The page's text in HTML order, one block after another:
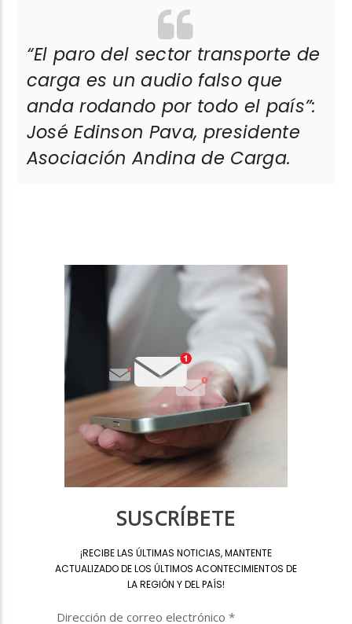
“El paro del sector transporte de
carga es un audio falso que
anda rodando por todo el país”:
José Edinson Pava, presidente
Asociación Andina de Carga.
SUSCRÍBETE
¡RECIBE LAS ÚLTIMAS NOTICIAS, MANTENTE
ACTUALIZADO DE LOS ÚLTIMOS ACONTECIMIENTOS DE
LA REGIÓN Y DEL PAÍS!